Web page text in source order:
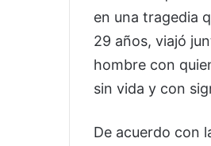
en una tragedia
29 años, viajó
hombre con
sin vida y con
De acuerdo con